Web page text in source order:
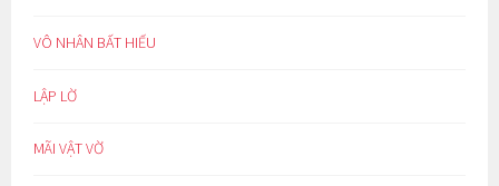
VÔ NHÂN BẤT HIẾU
LẬP LỜ
MÃI VẬT VỜ